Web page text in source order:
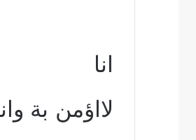
انا
لااؤمن بة